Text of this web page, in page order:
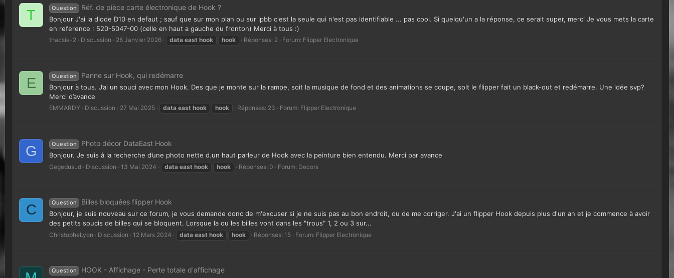
T Question Réf. de pièce carte électronique de Hook ?
Bonjour J'ai la diode D10 en defaut ; sauf que sur mon plan ou sur ipbb c'est la seule qui n'est pas identifiable ... pas cool. Si quelqu'un a la réponse, ce serait super, merci Je vous mets la carte
en reference : 520-5047-00 (celle en haut a gauche du fronton) Merci à tous :)
thacsie-2 Discussion 28 Janvier 2026 data east hook hook Réponses: 2 Forum: Flipper Electronique
E Question Panne sur Hook, qui redémarre
Bonjour à tous. J’ai un souci avec mon Hook. Des que je monte sur la rampe, soit la musique de fond et des animations se coupe, soit le flipper fait un black-out et redémarre. Une idée svp?
Merci d’avance
EMMARDY Discussion 27 Mai 2025 data east hook hook Réponses: 23 Forum: Flipper Electronique
G Question Photo décor DataEast Hook
Bonjour. Je suis à la recherche d’une photo nette d.un haut parleur de Hook avec la peinture bien entendu. Merci par avance
Gegedusud Discussion 13 Mai 2024 data east hook hook Réponses: 0 Forum: Decors
C Question Billes bloquées flipper Hook
Bonjour, je suis nouveau sur ce forum, je vous demande donc de m'excuser si je ne suis pas au bon endroit, ou de me corriger. J'ai un flipper Hook depuis plus d'un an et je commence à avoir
des petits soucis de billes qui se bloquent. Lorsque la ou les billes vont dans les "trous" 1, 2 ou 3 sur...
ChristopheLyon Discussion 12 Mars 2024 data east hook hook Réponses: 15 Forum: Flipper Electronique
Question HOOK - Affichage - Perte totale d'affichage